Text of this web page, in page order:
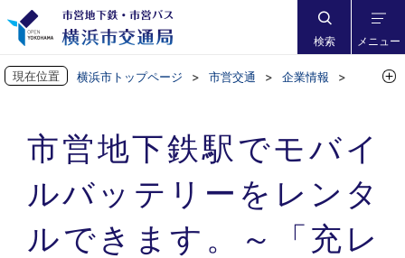
検索 メニュー
現在位置 横浜市トップページ 市営交通
企業情報
ン」 「ChargeSPOT ® 」を設置しました～
市営地下鉄駅でモバイ
ルバッテリーをレンタ
ルできます。～「充レ